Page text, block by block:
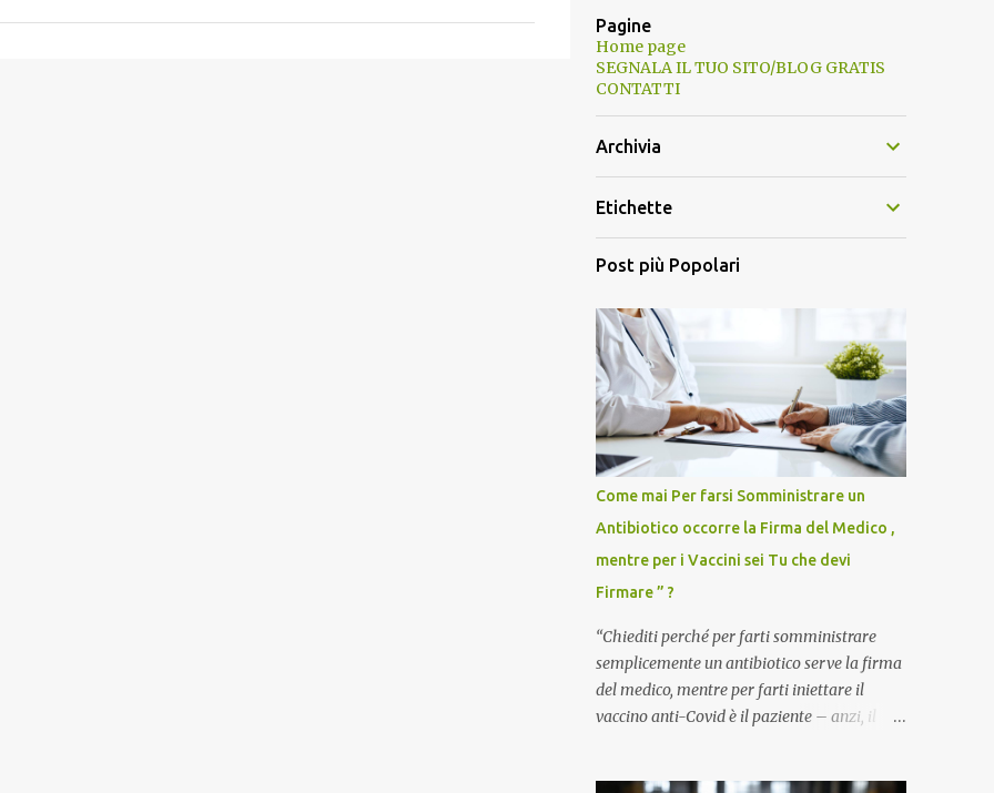
Pagine
Home page
SEGNALA IL TUO SITO/BLOG GRATIS
CONTATTI
Archivia
Etichette
Post più Popolari
Come mai Per farsi Somministrare un
Antibiotico occorre la Firma del Medico ,
mentre per i Vaccini sei Tu che devi
Firmare ” ?
“Chiediti perché per farti somministrare
semplicemente un antibiotico serve la firma
del medico, mentre per farti iniettare il
vaccino anti-Covid è il paziente – anzi, il